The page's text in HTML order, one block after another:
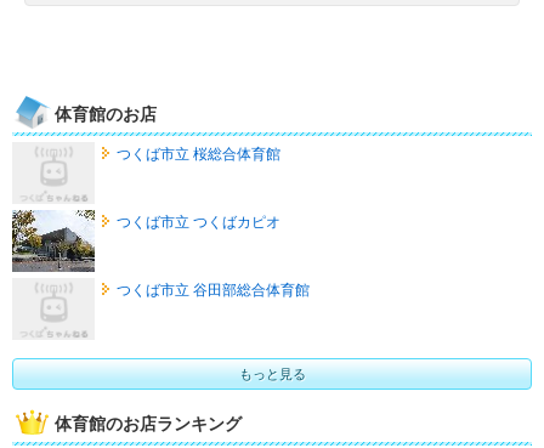
体育館のお店
つくば市立 桜総合体育館
つくば市立 つくばカピオ
つくば市立 谷田部総合体育館
もっと見る
体育館のお店ランキング